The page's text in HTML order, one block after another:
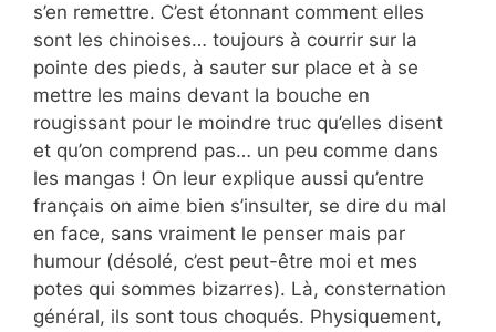
s’en remettre. C’est étonnant comment elles
sont les chinoises… toujours à courrir sur la
pointe des pieds, à sauter sur place et à se
mettre les mains devant la bouche en
rougissant pour le moindre truc qu’elles disent
et qu’on comprend pas… un peu comme dans
les mangas ! On leur explique aussi qu’entre
français on aime bien s’insulter, se dire du mal
en face, sans vraiment le penser mais par
humour (désolé, c’est peut-être moi et mes
potes qui sommes bizarres). Là, consternation
général, ils sont tous choqués. Physiquement,